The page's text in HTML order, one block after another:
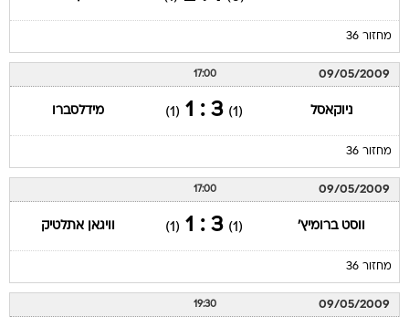
מחזור 36
09/05/2009
17:00
ניוקאסל (1)
3 : 1
(1) מידלסברו
מחזור 36
09/05/2009
17:00
ווסט ברומיץ' (1)
3 : 1
(1) וויגאן אתלטיק
מחזור 36
09/05/2009
19:30